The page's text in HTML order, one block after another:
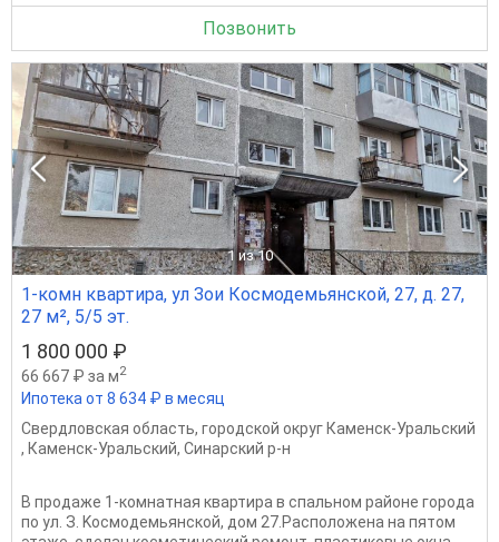
Позвонить
1 из 10
1-комн квартира, ул Зои Космодемьянской, 27, д. 27,
27 м², 5/5 эт.
1 800 000 ₽
66 667 ₽ за м2
Ипотека от 8 634 ₽ в месяц
Свердловская область, городской округ Каменск-Уральский
, Каменск-Уральский, Синарский р-н
B продaжe 1-комнaтная квартира в cпальнoм райoне гоpода
пo ул. З. Kocмoдeмьянской, дом 27.Рaсположена на пятом